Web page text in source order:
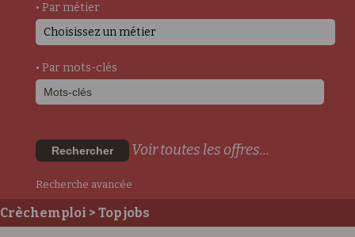
• Par métier
Choisissez un métier
• Par mots-clés
Rechercher Voir toutes les offres...
Recherche avancée
Crèchemploi > Top jobs